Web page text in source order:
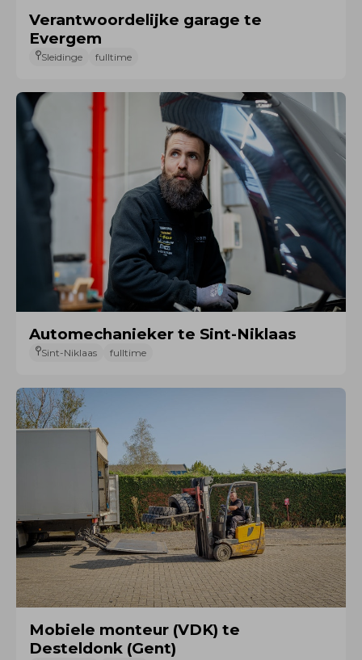
Verantwoordelijke garage te
Evergem
Sleidinge fulltime
Automechanieker te Sint-Niklaas
Sint-Niklaas fulltime
Mobiele monteur (VDK) te
Desteldonk (Gent)